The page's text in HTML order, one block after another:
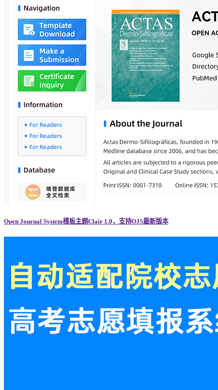
Open Journal System模板主题Clair 1.0，支持OJS最新版本